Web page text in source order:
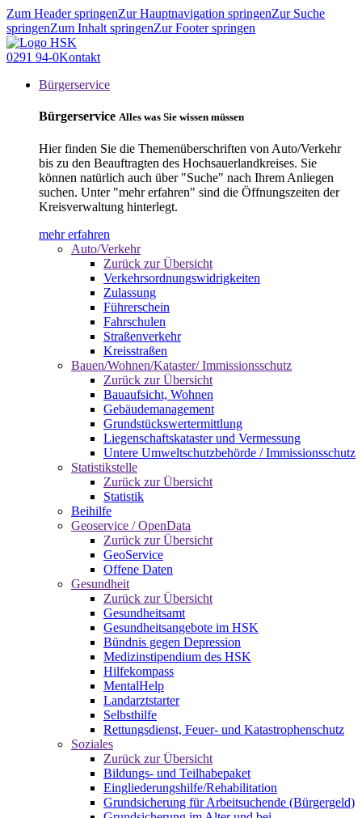
Zum Header springenZur Hauptnavigation springenZur Suche
springenZum Inhalt springenZur Footer springen
0291 94-0Kontakt
Bürgerservice
Bürgerservice Alles was Sie wissen müssen
Hier finden Sie die Themenüberschriften von Auto/Verkehr
bis zu den Beauftragten des Hochsauerlandkreises. Sie
können natürlich auch über "Suche" nach Ihrem Anliegen
suchen. Unter "mehr erfahren" sind die Öffnungszeiten der
Kreisverwaltung hinterlegt.
mehr erfahren
Auto/Verkehr
Zurück zur Übersicht
Verkehrsordnungswidrigkeiten
Zulassung
Führerschein
Fahrschulen
Straßenverkehr
Kreisstraßen
Bauen/Wohnen/Kataster/ Immissionsschutz
Zurück zur Übersicht
Bauaufsicht, Wohnen
Gebäudemanagement
Grundstückswertermittlung
Liegenschaftskataster und Vermessung
Untere Umweltschutzbehörde / Immissionsschutz
Statistikstelle
Zurück zur Übersicht
Statistik
Beihilfe
Geoservice / OpenData
Zurück zur Übersicht
GeoService
Offene Daten
Gesundheit
Zurück zur Übersicht
Gesundheitsamt
Gesundheitsangebote im HSK
Bündnis gegen Depression
Medizinstipendium des HSK
Hilfekompass
MentalHelp
Landarztstarter
Selbsthilfe
Rettungsdienst, Feuer- und Katastrophenschutz
Soziales
Zurück zur Übersicht
Bildungs- und Teilhabepaket
Eingliederungshilfe/Rehabilitation
Grundsicherung für Arbeitsuchende (Bürgergeld)